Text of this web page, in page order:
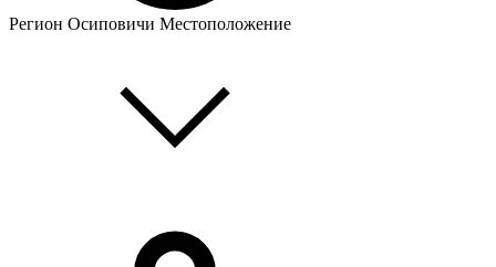
Регион Осиповичи Местоположение